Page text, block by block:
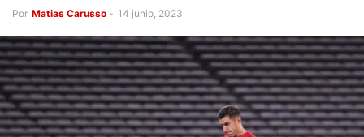
Por Matias Carusso - 14 junio, 2023